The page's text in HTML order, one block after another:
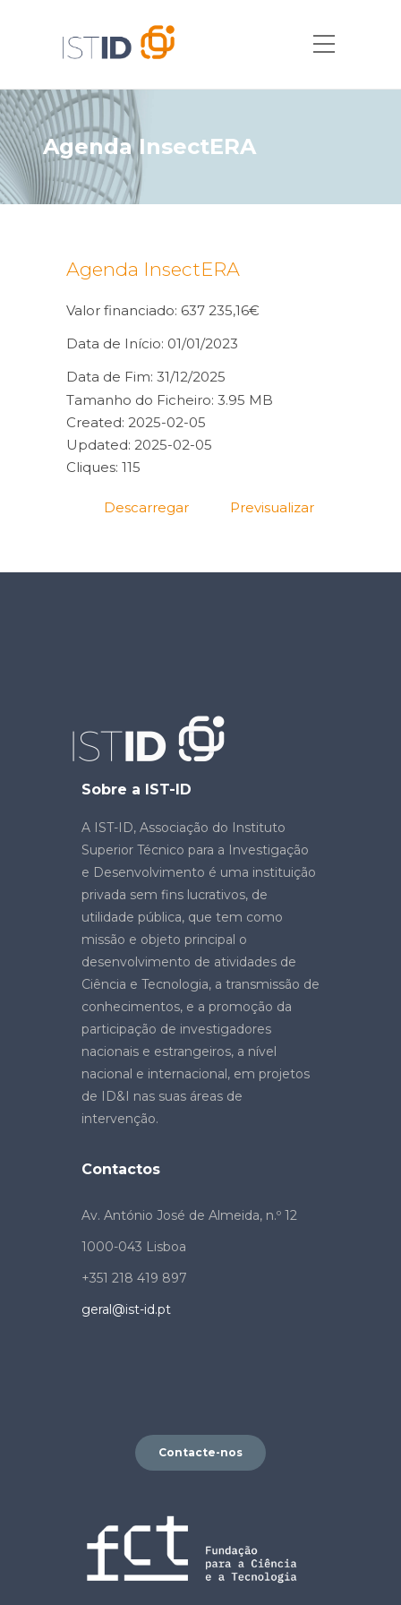
Agenda InsectERA
Agenda InsectERA
Valor financiado: 637 235,16€
Data de Início: 01/01/2023
Data de Fim: 31/12/2025
Tamanho do Ficheiro: 3.95 MB
Created: 2025-02-05
Updated: 2025-02-05
Cliques: 115
Descarregar Previsualizar
Sobre a IST-ID
A IST-ID, Associação do Instituto
Superior Técnico para a Investigação
e Desenvolvimento é uma instituição
privada sem fins lucrativos, de
utilidade pública, que tem como
missão e objeto principal o
desenvolvimento de atividades de
Ciência e Tecnologia, a transmissão de
conhecimentos, e a promoção da
participação de investigadores
nacionais e estrangeiros, a nível
nacional e internacional, em projetos
de ID&I nas suas áreas de
intervenção.
Contactos
Av. António José de Almeida, n.º 12
1000-043 Lisboa
+351 218 419 897
geral@ist-id.pt
Contacte-nos